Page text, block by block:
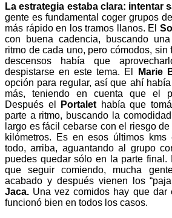
La estrategia estaba clara: intentar
gente es fundamental coger grupos
más rápido en los tramos llanos. El
con buena cadencia, buscando
ritmo de cada uno, pero cómodos, sin
descensos había que
despistarse en este tema. El
Marie
opción para regular, así que ahí
más, teniendo en cuenta que el
Después el
Portalet había que
parte a ritmo, buscando la
largo es fácil cebarse con el riesgo de
kilómetros. Es en esos últimos
todo, arriba, aguantando al grupo
puedes quedar sólo en la parte final.
que seguir comiendo, mucha
acabado y después vienen los
Jaca. Una vez comidos hay que dar
funcionó bien en todos los casos.